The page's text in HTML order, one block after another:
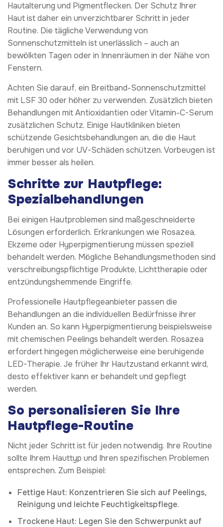
Hautalterung und Pigmentflecken. Der Schutz Ihrer
Haut ist daher ein unverzichtbarer Schritt in jeder
Routine. Die tägliche Verwendung von
Sonnenschutzmitteln ist unerlässlich – auch an
bewölkten Tagen oder in Innenräumen in der Nähe von
Fenstern.
Achten Sie darauf, ein Breitband-Sonnenschutzmittel
mit LSF 30 oder höher zu verwenden. Zusätzlich bieten
Behandlungen mit Antioxidantien oder Vitamin-C-Serum
zusätzlichen Schutz. Einige Hautkliniken bieten
schützende Gesichtsbehandlungen an, die die Haut
beruhigen und vor UV-Schäden schützen. Vorbeugen ist
immer besser als heilen.
Schritte zur Hautpflege:
Spezialbehandlungen
Bei einigen Hautproblemen sind maßgeschneiderte
Lösungen erforderlich. Erkrankungen wie Rosazea,
Ekzeme oder Hyperpigmentierung müssen speziell
behandelt werden. Mögliche Behandlungsmethoden sind
verschreibungspflichtige Produkte, Lichttherapie oder
entzündungshemmende Eingriffe.
Professionelle Hautpflegeanbieter passen die
Behandlungen an die individuellen Bedürfnisse ihrer
Kunden an. So kann Hyperpigmentierung beispielsweise
mit chemischen Peelings behandelt werden. Rosazea
erfordert hingegen möglicherweise eine beruhigende
LED-Therapie. Je früher Ihr Hautzustand erkannt wird,
desto effektiver kann er behandelt und gepflegt
werden.
So personalisieren Sie Ihre
Hautpflege-Routine
Nicht jeder Schritt ist für jeden notwendig. Ihre Routine
sollte Ihrem Hauttyp und Ihren spezifischen Problemen
entsprechen. Zum Beispiel:
Fettige Haut: Konzentrieren Sie sich auf Peelings,
Reinigung und leichte Feuchtigkeitspflege.
Trockene Haut: Legen Sie den Schwerpunkt auf